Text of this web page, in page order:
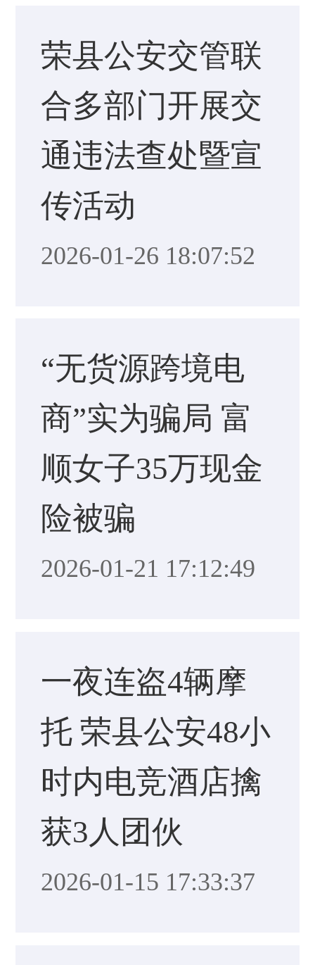
荣县公安交管联
合多部门开展交
通违法查处暨宣
传活动
2026-01-26 18:07:52
“无货源跨境电
商”实为骗局 富
顺女子35万现金
险被骗
2026-01-21 17:12:49
一夜连盗4辆摩
托 荣县公安48小
时内电竞酒店擒
获3人团伙
2026-01-15 17:33:37